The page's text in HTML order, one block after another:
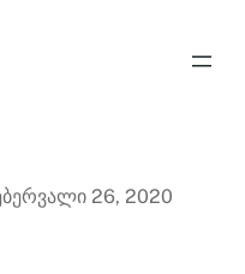
26, 2020